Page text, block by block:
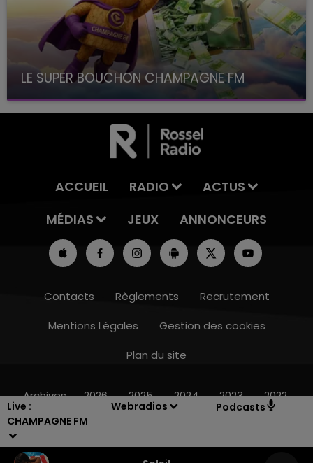
Live :
CHAMPAGNE FM
Webradios Podcasts
LE SUPER BOUCHON CHAMPAGNE FM
avec La Famille Champagne FM, à 8H10
ACCUEIL RADIO
ACTUS
MÉDIAS
JEUX ANNONCEURS
Contacts Règlements
Recrutement
Mentions Légales
Gestion des cookies
Plan du site
Archives 2026 2025 2024 2023 2022